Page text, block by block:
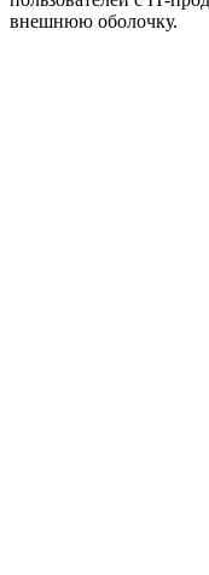
внешнюю оболочку.